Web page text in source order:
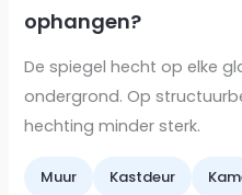
ophangen?
De spiegel hecht op elke
ondergrond. Op
hechting minder sterk.
Muur Kastdeur